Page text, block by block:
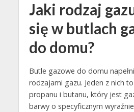
Jaki rodzaj
się w butlach
do domu?
Butle gazowe do domu
rodzajami gazu. Jeden z nich
propanu i butanu, który jest
barwy o specyficznym